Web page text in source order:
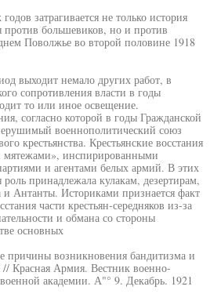
затрагивается не только история
против большевиков, но и против
Поволжье во второй половине 1918
выходит немало других работ, в
сопротивления власти в годы
то или иное освещение.
согласно которой в годы Гражданской
военнополитический союз
крестьянства. Крестьянские восстания
мятежами», инспирированными
и агентами белых армий. В этих
роль принадлежала кулакам, дезертирам,
и Антанты. Историками признается факт
части крестьян-середняков из-за
и обмана со стороны
основных
возникновения бандитизма и
// Красная Армия. Вестник военно-
академии. А"° 9. Декабрь. 1921